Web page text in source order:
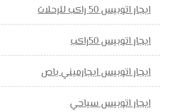
ايجار اتوبيس 50 راكب للرحلات
ايجار اتوبيس 50راكب
ايجار اتوبيس ايجارميني باص
ايجار اتوبيس سياحي